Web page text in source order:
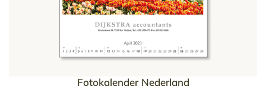
Fotokalender Nederland